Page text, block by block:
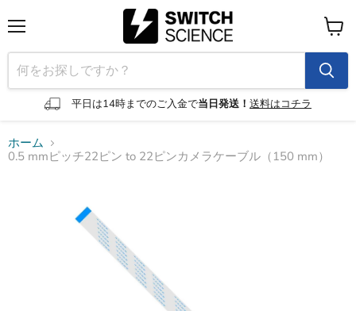
ニ
ュ
ー
平日は14時までのご入金で当日発送！ 送料はコチラ
カ
ー
ト
を
見
ホーム
0.5 mmピッチ22ピン to 22ピンカメラケーブル（150 mm）